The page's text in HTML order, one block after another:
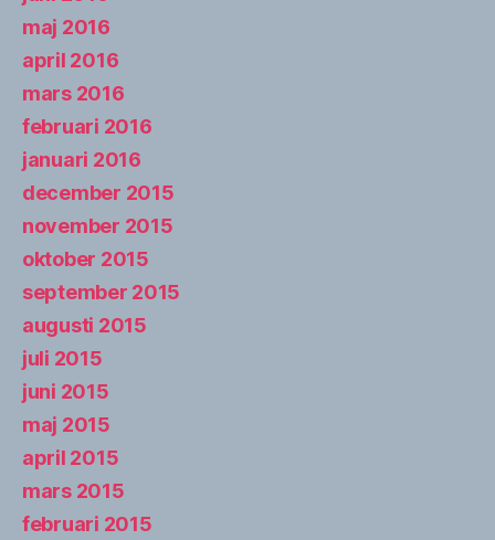
maj 2016
april 2016
mars 2016
februari 2016
januari 2016
december 2015
november 2015
oktober 2015
september 2015
augusti 2015
juli 2015
juni 2015
maj 2015
april 2015
mars 2015
februari 2015